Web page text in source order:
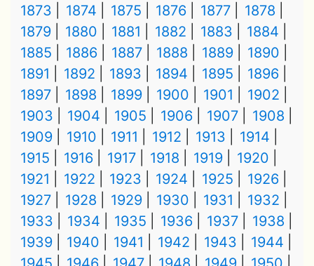
1873
1874 1875 1876 1877
1878
1879
1880 1881 1882 1883
1884
1885
1886 1887 1888 1889
1890
1891
1892 1893 1894 1895
1896
1897
1898 1899 1900 1901
1902
1903
1904 1905 1906 1907
1908
1909
1910 1911 1912 1913
1914
1915
1916 1917 1918 1919
1920
1921
1922 1923 1924 1925
1926
1927
1928 1929 1930 1931
1932
1933
1934 1935 1936 1937
1938
1939
1940 1941 1942 1943
1944